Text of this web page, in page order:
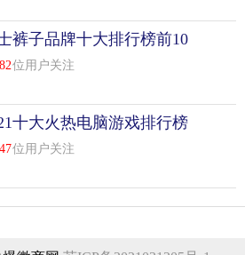
裤子品牌十大排行榜前10
位用户关注
十大火热电脑游戏排行榜
名
位用户关注